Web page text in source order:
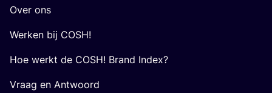
Over ons
Werken bij COSH!
Hoe werkt de COSH! Brand Index?
Vraag en Antwoord